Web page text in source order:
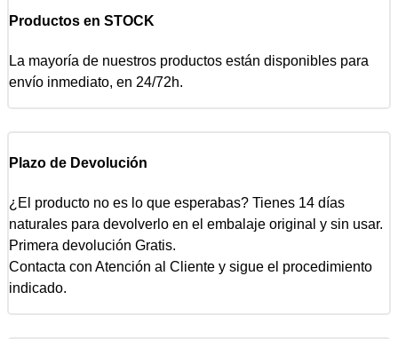
Productos en STOCK
La mayoría de nuestros productos están disponibles para
envío inmediato, en 24/72h.
Plazo de Devolución
¿El producto no es lo que esperabas? Tienes 14 días
naturales para devolverlo en el embalaje original y sin usar.
Primera devolución Gratis.
Contacta con Atención al Cliente y sigue el procedimiento
indicado.